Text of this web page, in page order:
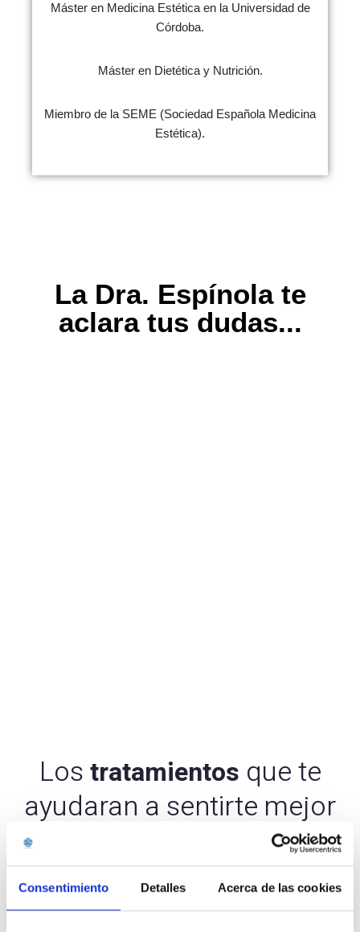
Consentimiento Detalles Acerca de las cookies
Máster en Medicina Estética en la Universidad de
Córdoba.
Máster en Dietética y Nutrición.
Miembro de la SEME (Sociedad Española Medicina
Estética).
La Dra. Espínola te
aclara tus dudas...
Lostratamientos que te
ayudaran a sentirte mejor